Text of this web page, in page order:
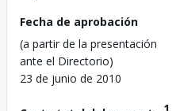
Fecha de aprobación
(a partir de la presentación
ante el Directorio)
23 de junio de 2010
1